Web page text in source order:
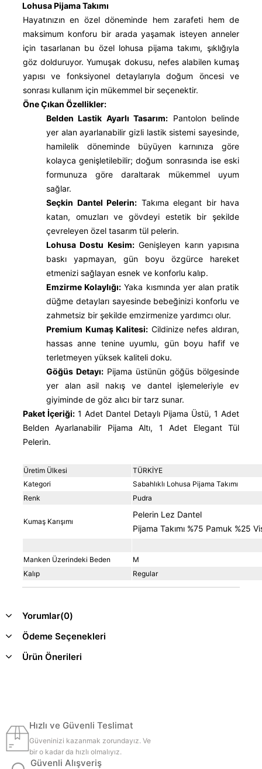
Lohusa Pijama Takımı
Hayatınızın en özel döneminde hem zarafeti hem de
maksimum konforu bir arada yaşamak isteyen anneler
için tasarlanan bu özel lohusa pijama takımı, şıklığıyla
göz dolduruyor. Yumuşak dokusu, nefes alabilen kumaş
yapısı ve fonksiyonel detaylarıyla doğum öncesi ve
sonrası kullanım için mükemmel bir seçenektir.
Öne Çıkan Özellikler:
Belden Lastik Ayarlı Tasarım: Pantolon belinde
yer alan ayarlanabilir gizli lastik sistemi sayesinde,
hamilelik döneminde büyüyen karnınıza göre
kolayca genişletilebilir; doğum sonrasında ise eski
formunuza göre daraltarak mükemmel uyum
sağlar.
Seçkin Dantel Pelerin: Takıma elegant bir hava
katan, omuzları ve gövdeyi estetik bir şekilde
çevreleyen özel tasarım tül pelerin.
Lohusa Dostu Kesim:Genişleyen karın yapısına
baskı yapmayan, gün boyu özgürce hareket
etmenizi sağlayan esnek ve konforlu kalıp.
Emzirme Kolaylığı: Yaka kısmında yer alan pratik
düğme detayları sayesinde bebeğinizi konforlu ve
zahmetsiz bir şekilde emzirmenize yardımcı olur.
Premium Kumaş Kalitesi: Cildinize nefes aldıran,
hassas anne tenine uyumlu, gün boyu hafif ve
terletmeyen yüksek kaliteli doku.
Göğüs Detayı: Pijama üstünün göğüs bölgesinde
yer alan asil nakış ve dantel işlemeleriyle ev
giyiminde de göz alıcı bir tarz sunar.
Paket İçeriği: 1 Adet Dantel Detaylı Pijama Üstü, 1 Adet
Belden Ayarlanabilir Pijama Altı, 1 Adet Elegant Tül
Pelerin.
Üretim Ülkesi
TÜRKİYE
Kategori
Sabahlıklı Lohusa Pijama Takımı
Renk
Pudra
Kumaş Karışımı
Pelerin Lez Dantel
Pijama Takımı %75 Pamuk %25
Manken Üzerindeki Beden
M
Kalıp
Regular
Yorumlar(0)
Ödeme Seçenekleri
Ürün Önerileri
Hızlı ve Güvenli Teslimat
Güveninizi kazanmak zorundayız. Ve
bir o kadar da hızlı olmalıyız.
Güvenli Alışveriş